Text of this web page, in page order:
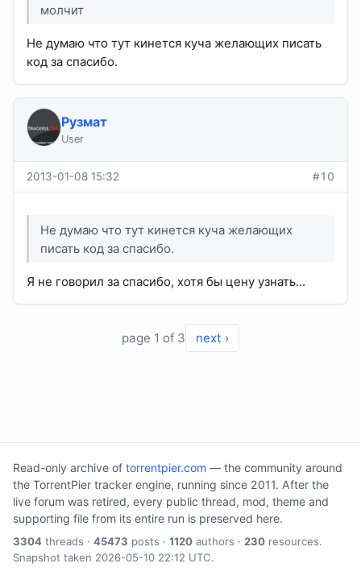
молчит
Не думаю что тут кинется куча желающих писать
код за спасибо.
Рузмат
User
2013-01-08 15:32 #10
Не думаю что тут кинется куча желающих
писать код за спасибо.
Я не говорил за спасибо, хотя бы цену узнать...
page 1 of 3 next ›
Read-only archive of torrentpier.com — the community around
the TorrentPier tracker engine, running since 2011. After the
live forum was retired, every public thread, mod, theme and
supporting file from its entire run is preserved here.
3304 threads · 45473 posts · 1120 authors · 230 resources.
Snapshot taken 2026-05-10 22:12 UTC.